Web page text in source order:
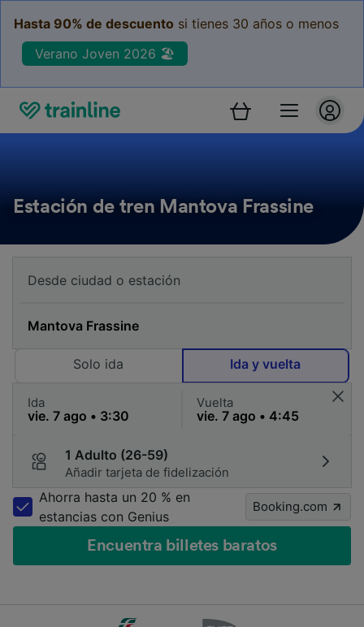
Hasta 90% de descuento si tienes 30 años o menos
Verano Joven 2026 🏖️
Estación de tren Mantova Frassine
Solo ida Ida y vuelta
Ida Vuelta
1 Adulto (26-59)
Añadir tarjeta de fidelización
Ahorra hasta un 20 % en
estancias con Genius
Booking.com
Encuentra billetes baratos